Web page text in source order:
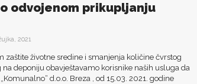
odvojenom prikupljanju
2021
zaštite životne sredine i smanjenja količine čvrstog
na deponiju obavještavamo korisnike naših usluga da
d.o.o. Breza , od 15.03. 2021. godine